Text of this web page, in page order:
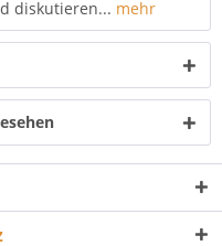
diskutieren... mehr